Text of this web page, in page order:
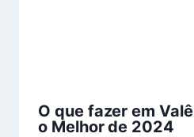
O que fazer em
o Melhor de 2024